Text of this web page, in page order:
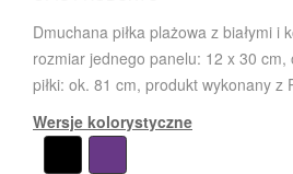
Dmuchana piłka plażowa z białymi i
rozmiar jednego panelu: 12 x 30
piłki: ok. 81 cm, produkt wykonany z
Wersje kolorystyczne